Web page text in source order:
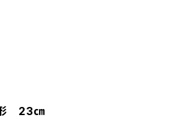
23㎝